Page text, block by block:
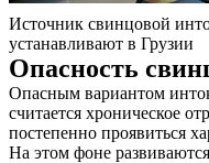
Источник свинцовой
устанавливают в Грузии
Опасность
Опасным вариантом
считается хроническое
постепенно проявиться
На этом фоне